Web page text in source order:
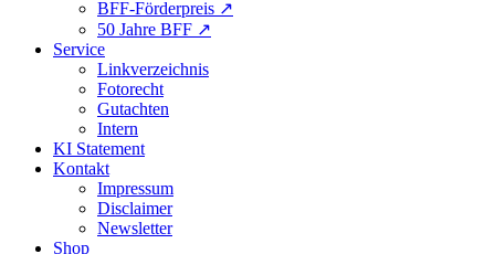
BFF-Förderpreis ↗︎
50 Jahre BFF ↗︎
Service
Linkverzeichnis
Fotorecht
Gutachten
Intern
KI Statement
Kontakt
Impressum
Disclaimer
Newsletter
Shop